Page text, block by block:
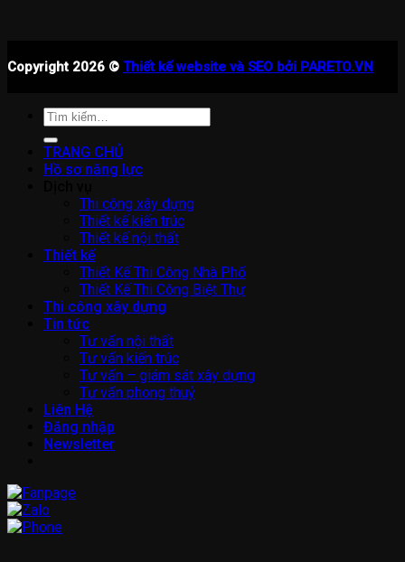
Copyright 2026 © Thiết kế website và SEO bởi PARETO.VN
Tìm
kiếm:
TRANG CHỦ
Hồ sơ năng lực
Thi công xây dựng
Thiết kế kiến trúc
Thiết kế nội thất
Thiết kế
Thiết Kế Thi Công Nhà Phố
Thiết Kế Thi Công Biệt Thự
Thi công xây dựng
Tin tức
Tư vấn nội thất
Tư vấn kiến trúc
Tư vấn – giám sát xây dựng
Tư vấn phong thuỷ
Liên Hệ
Đăng nhập
Newsletter